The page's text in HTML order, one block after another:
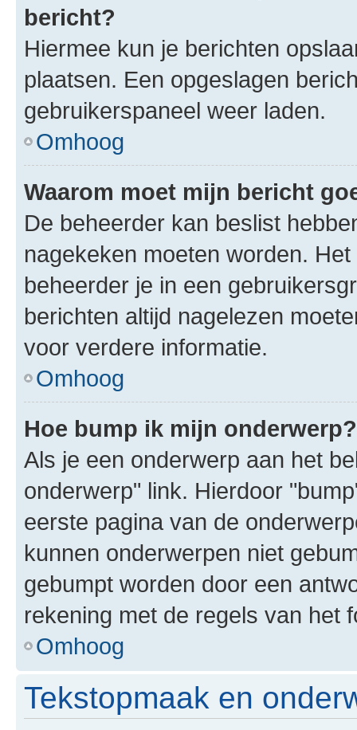
bericht?
Hiermee kun je berichten
plaatsen. Een opgeslagen
gebruikerspaneel weer laden.
Omhoog
Waarom moet mijn bericht
De beheerder kan beslist
nagekeken moeten worden.
beheerder je in een
berichten altijd nagelezen
voor verdere informatie.
Omhoog
Hoe bump ik mijn onderwerp?
Als je een onderwerp aan het
onderwerp" link. Hierdoor
eerste pagina van de
kunnen onderwerpen niet
gebumpt worden door een
rekening met de regels van het
Omhoog
Tekstopmaak en